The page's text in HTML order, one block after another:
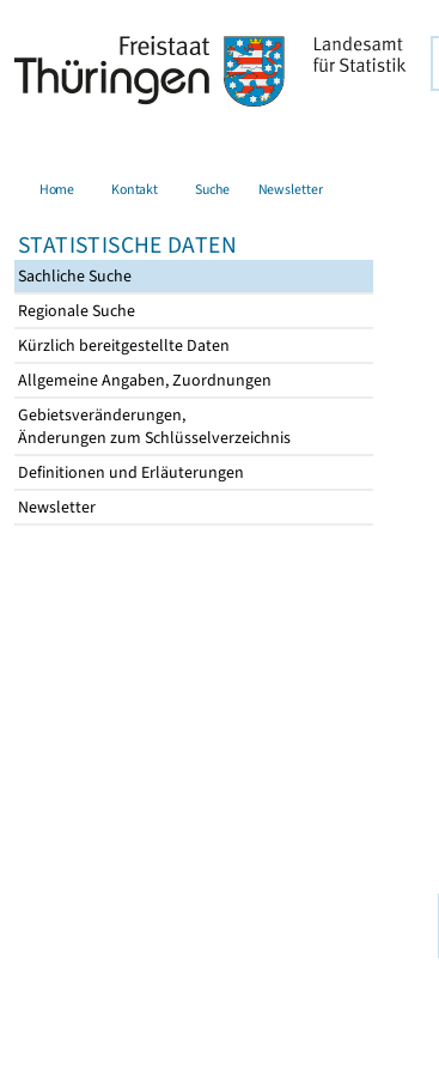
Home Kontakt Suche Newsletter
STATISTISCHE DATEN
Sachliche Suche
Regionale Suche
Kürzlich bereitgestellte Daten
Allgemeine Angaben, Zuordnungen
Gebietsveränderungen,
Änderungen zum Schlüsselverzeichnis
Definitionen und Erläuterungen
Newsletter